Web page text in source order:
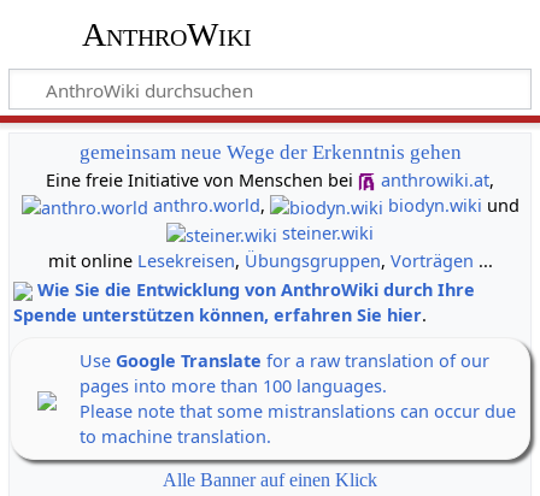
AnthroWiki
gemeinsam neue Wege der Erkenntnis gehen
Eine freie Initiative von Menschen bei
anthrowiki.at,
anthro.world, biodyn.wiki und
steiner.wiki
mit online Lesekreisen, Übungsgruppen, Vorträgen ...
Wie Sie die Entwicklung von AnthroWiki durch Ihre
Spende unterstützen können, erfahren Sie hier.
Use Google Translate for a raw translation of our
pages into more than 100 languages.
Please note that some mistranslations can occur due
to machine translation.
Alle Banner auf einen Klick